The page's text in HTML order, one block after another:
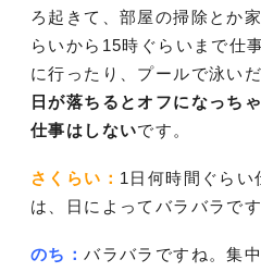
ろ起きて、部屋の掃除とか
らいから15時ぐらいまで仕
に行ったり、プールで泳い
日が落ちるとオフになっち
仕事はしないです。
さくらい： 1日何時間ぐらい
は、日によってバラバラで
のち：バラバラですね。集